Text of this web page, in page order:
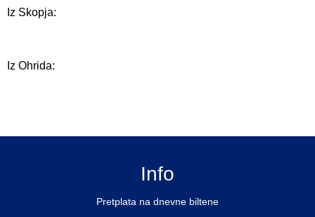
Iz Skopja:
Iz Ohrida:
Info
Pretplata na dnevne biltene